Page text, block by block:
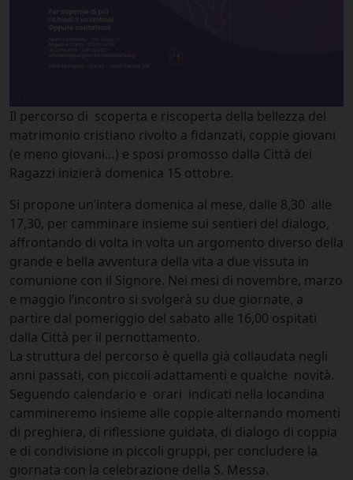
Il percorso di scoperta e riscoperta della bellezza del
matrimonio cristiano rivolto a fidanzati, coppie giovani
(e meno giovani…) e sposi promosso dalla Città dei
Ragazzi inizierà domenica 15 ottobre.
Si propone un’intera domenica al mese, dalle 8,30 alle
17,30, per camminare insieme sui sentieri del dialogo,
affrontando di volta in volta un argomento diverso della
grande e bella avventura della vita a due vissuta in
comunione con il Signore. Nei mesi di novembre, marzo
e maggio l’incontro si svolgerà su due giornate, a
partire dal pomeriggio del sabato alle 16,00 ospitati
dalla Città per il pernottamento.
La struttura del percorso è quella già collaudata negli
anni passati, con piccoli adattamenti e qualche novità.
Seguendo calendario e orari indicati nella locandina
cammineremo insieme alle coppie alternando momenti
di preghiera, di riflessione guidata, di dialogo di coppia
e di condivisione in piccoli gruppi, per concludere la
giornata con la celebrazione della S. Messa.